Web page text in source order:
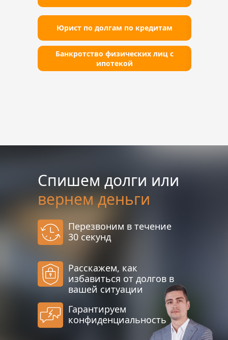
Юрист по долгам по кредитам
Банкротство физических лиц с
ипотекой
Спишем долги или
вернем деньги
Перезвоним в течение
30 секунд
Расскажем, как
избавиться от долгов в
вашей ситуации
Гарантируем
конфи­денциаль­ность